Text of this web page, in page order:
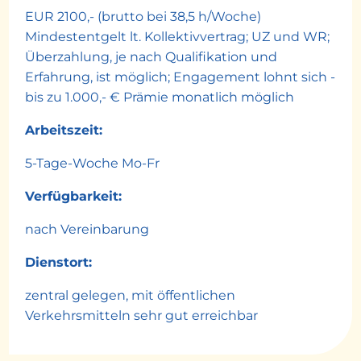
EUR 2100,- (brutto bei 38,5 h/Woche)
Mindestentgelt lt. Kollektivvertrag; UZ und WR;
Überzahlung, je nach Qualifikation und
Erfahrung, ist möglich; Engagement lohnt sich -
bis zu 1.000,- € Prämie monatlich möglich
Arbeitszeit:
5-Tage-Woche Mo-Fr
Verfügbarkeit:
nach Vereinbarung
Dienstort:
zentral gelegen, mit öffentlichen
Verkehrsmitteln sehr gut erreichbar